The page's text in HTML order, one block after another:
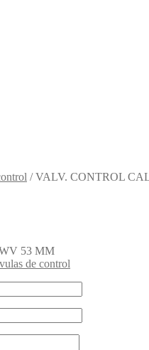
/VALV. CONTROL
53 MM
de control